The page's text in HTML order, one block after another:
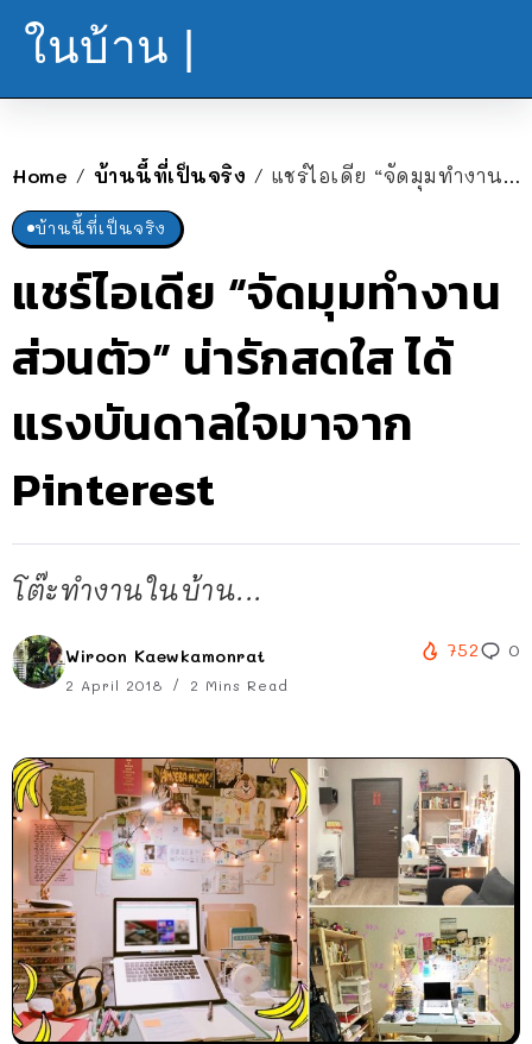
ในบ้าน |
Home / บ้านนี้ที่เป็นจริง / แชร์ไอเดีย “จัดมุมทำงานส่วนตัว” น่ารักสดใส ได้แรงบันดาลใจมาจาก Pinterest
บ้านนี้ที่เป็นจริง
แชร์ไอเดีย “จัดมุมทำงาน
ส่วนตัว” น่ารักสดใส ได้
แรงบันดาลใจมาจาก
Pinterest
โต๊ะทำงานในบ้าน...
Wiroon Kaewkamonrat
2 April 2018 2 Mins Read
752 0